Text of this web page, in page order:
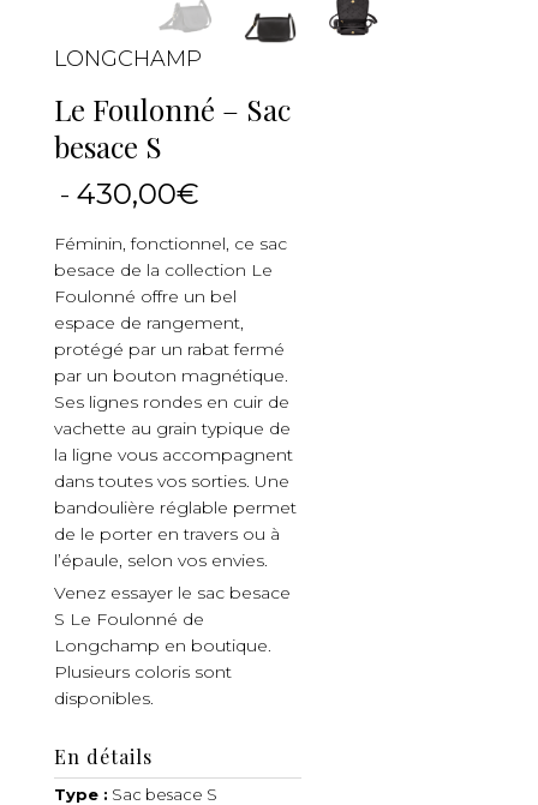
LONGCHAMP
Le Foulonné – Sac
besace S
- 430,00€
Féminin, fonctionnel, ce sac
besace de la collection Le
Foulonné offre un bel
espace de rangement,
protégé par un rabat fermé
par un bouton magnétique.
Ses lignes rondes en cuir de
vachette au grain typique de
la ligne vous accompagnent
dans toutes vos sorties. Une
bandoulière réglable permet
de le porter en travers ou à
l’épaule, selon vos envies.
Venez essayer le sac besace
S Le Foulonné de
Longchamp en boutique.
Plusieurs coloris sont
disponibles.
En détails
Type : Sac besace S